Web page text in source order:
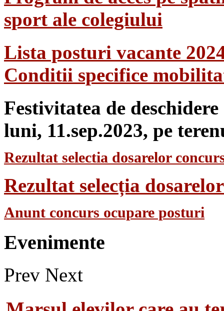
sport ale colegiului
Lista posturi vacante
Conditii specifice
Festivitatea de
luni, 11.sep.2023, pe
Rezultat selectia dosarelor
Rezultat selecția
Anunt concurs ocupare posturi
Evenimente
Prev Next